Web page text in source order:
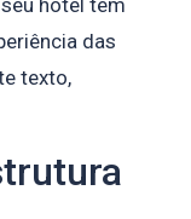
hotel tem
das
texto,